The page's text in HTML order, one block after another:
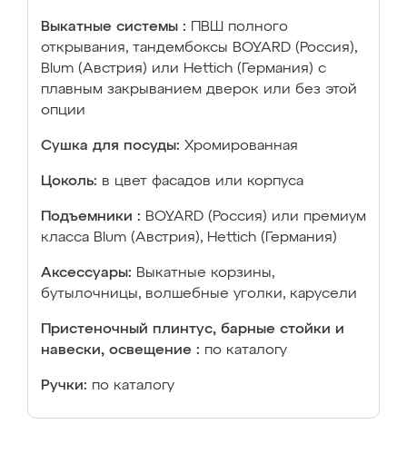
Выкатные системы :
ПВШ полного
открывания, тандембоксы BOYARD (Россия),
Blum (Австрия) или Hettich (Германия) с
плавным закрыванием дверок или без этой
опции
Сушка для посуды: Хромированная
Цоколь: в цвет фасадов или корпуса
Подъемники : BOYARD (Россия) или премиум
класса Blum (Австрия), Hettich (Германия)
Аксессуары: Выкатные корзины,
бутылочницы, волшебные уголки, карусели
Пристеночный плинтус, барные стойки и
навески, освещение : по каталогу
Ручки: по каталогу